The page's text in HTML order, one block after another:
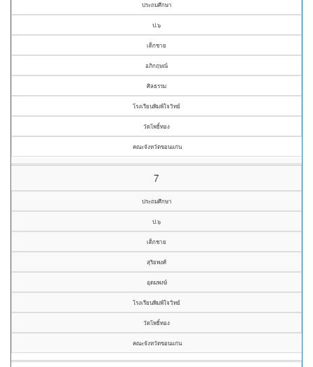
ประถมศึกษา
ป.๖
เด็กชาย
อภิกฤษณ์
ศิลธรรม
โรงเรียนพิมพ์ใจวิทย์
วัดโพธิ์ทอง
คณะจังหวัดขอนแก่น
7
ประถมศึกษา
ป.๖
เด็กชาย
สุริยพงศ์
อุดมพงษ์
โรงเรียนพิมพ์ใจวิทย์
วัดโพธิ์ทอง
คณะจังหวัดขอนแก่น